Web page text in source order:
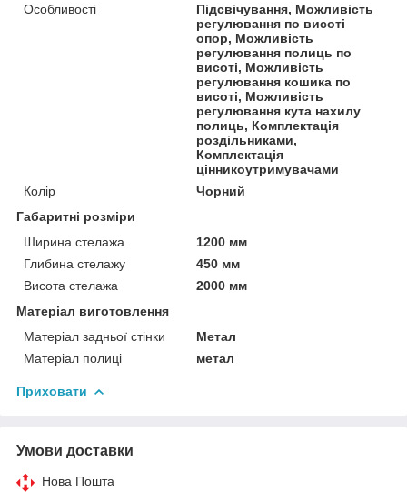
Особливості
Підсвічування, Можливість
регулювання по висоті
опор, Можливість
регулювання полиць по
висоті, Можливість
регулювання кошика по
висоті, Можливість
регулювання кута нахилу
полиць, Комплектація
роздільниками,
Комплектація
цінникоутримувачами
Колір
Чорний
Габаритні розміри
Ширина стелажа
1200 мм
Глибина стелажу
450 мм
Висота стелажа
2000 мм
Матеріал виготовлення
Матеріал задньої стінки
Метал
Матеріал полиці
метал
Приховати
Умови доставки
Нова Пошта